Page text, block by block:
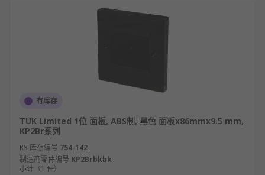
有库存
TUK Limited 1位 面板, ABS制, 黑色 面板x86mmx9.5 mm,
KP2Br系列
RS 库存编号 754-142
制造商零件编号 KP2Brbkbk
小计（1 件）